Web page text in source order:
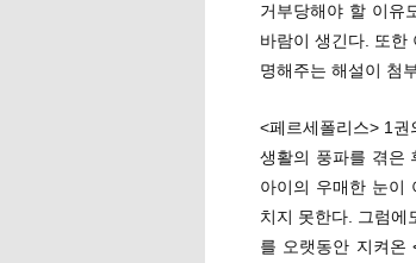
거부당해야 할 이유
바람이 생긴다. 또한
명해주는 해설이 첨
<페르세폴리스> 1
생활의 풍파를 겪은
아이의 우매한 눈이
치지 못한다. 그럼에
를 오랫동안 지켜온